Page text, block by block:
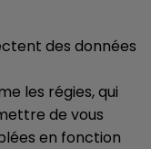
des données
les régies, qui
de vous
en fonction